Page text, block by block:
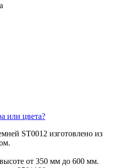
или цвета?
ST0012 изготовлено из
от 350 мм до 600 мм.